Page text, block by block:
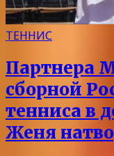
ТЕННИС
Партнера
сборной
тенниса в
Женя